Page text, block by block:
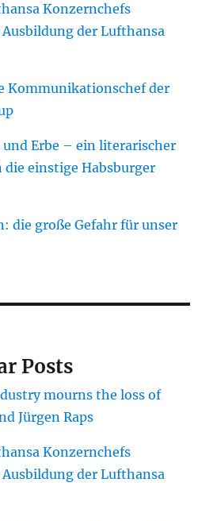
Konzernchefs
der Lufthansa
Kommunikationschef der
Erbe – ein literarischer
die einstige Habsburger
die große Gefahr für unser
Posts
mourns the loss of
Jürgen Raps
Konzernchefs
der Lufthansa